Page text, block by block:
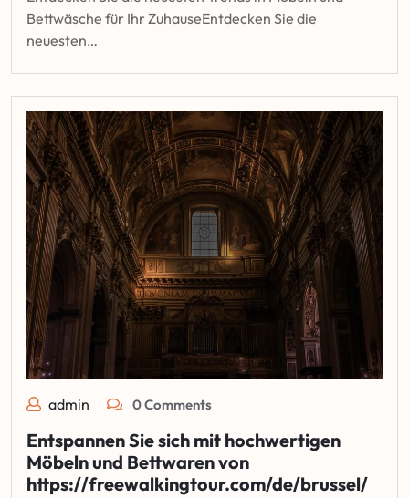
Bettwäsche für Ihr ZuhauseEntdecken Sie die
neuesten…
admin 0 Comments
Entspannen Sie sich mit hochwertigen
Möbeln und Bettwaren von
https://freewalkingtour.com/de/brussel/